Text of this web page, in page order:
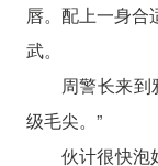
唇。配上一身合
武。
周警长来
级毛尖。”
伙计很快泡